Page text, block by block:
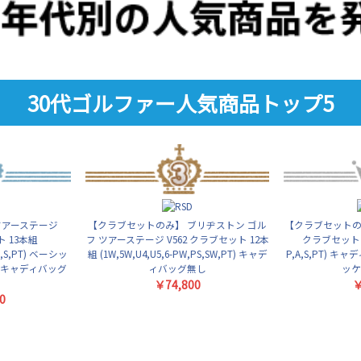
30代ゴルファー人気商品トップ5
ーステージ
13本組
ベーシッ
ャディバッグ
【クラブセットのみ】 ブリヂストン ゴル
フ ツアーステージ V562 クラブセット 12本
組 (1W,5W,U4,U5,6-PW,PS,SW,PT) キャデ
ィバッグ無し
￥74,800
【クラブセット
クラブセッ
P,A,S,PT) キャ
ッ